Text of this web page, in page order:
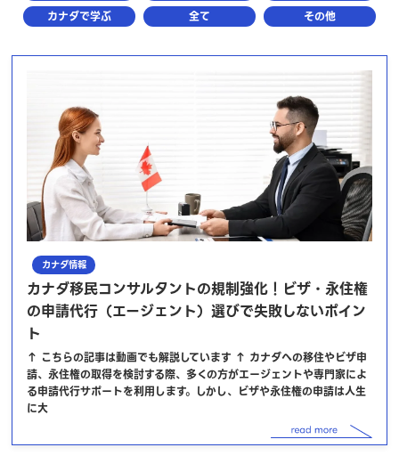
カナダで学ぶ
全て その他
カナダ情報
カナダ移民コンサルタントの規制強化！ビザ・永住権
の申請代行（エージェント）選びで失敗しないポイン
ト
↑ こちらの記事は動画でも解説しています ↑ カナダへの移住やビザ申
請、永住権の取得を検討する際、多くの方がエージェントや専門家によ
る申請代行サポートを利用します。しかし、ビザや永住権の申請は人生
に大